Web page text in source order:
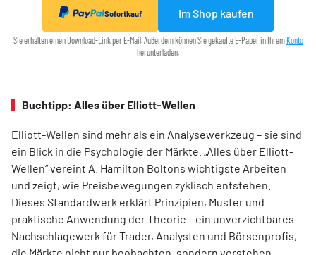
Sofortkauf Im Shop kaufen
Sie erhalten einen Download-Link per E-Mail. Außerdem können Sie gekaufte E-Paper in IhremKonto
herunterladen.
Buchtipp: Alles über Elliott-Wellen
Elliott-Wellen sind mehr als ein Analysewerkzeug – sie sind
ein Blick in die Psychologie der Märkte. „Alles über Elliott-
Wellen“ vereint A. Hamilton Boltons wichtigste Arbeiten
und zeigt, wie Preisbewegungen zyklisch entstehen.
Dieses Standardwerk erklärt Prinzipien, Muster und
praktische Anwendung der Theorie – ein unverzichtbares
Nachschlagewerk für Trader, Analysten und Börsenprofis,
die Märkte nicht nur beobachten, sondern verstehen